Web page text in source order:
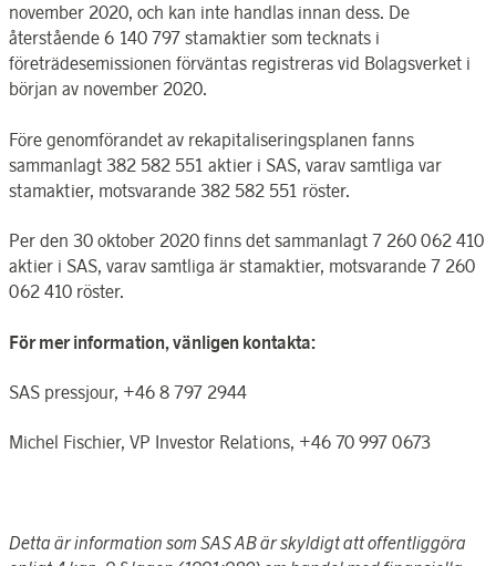
november 2020, och kan inte handlas innan dess. De
återstående 6 140 797 stamaktier som tecknats i
företrädesemissionen förväntas registreras vid Bolagsverket i
början av november 2020.
Före genomförandet av rekapitaliseringsplanen fanns
sammanlagt 382 582 551 aktier i SAS, varav samtliga var
stamaktier, motsvarande 382 582 551 röster.
Per den 30 oktober 2020 finns det sammanlagt 7 260 062 410
aktier i SAS, varav samtliga är stamaktier, motsvarande 7 260
062 410 röster.
För mer information, vänligen kontakta:
SAS pressjour, +46 8 797 2944
Michel Fischier, VP Investor Relations, +46 70 997 0673
Detta är information som SAS AB är skyldigt att offentliggöra